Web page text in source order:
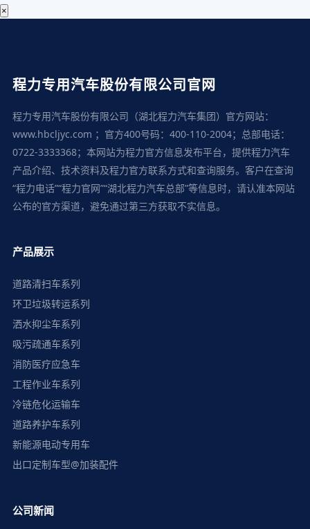
×
程力专用汽车股份有限公司官网
程力专用汽车股份有限公司（湖北程力汽车集团）官方网站：
www.hbcljyc.com ；官方400号码：400-110-2004；总部电话：
0722-3333368；本网站为程力官方信息发布平台，提供程力汽车
产品介绍、技术资料及程力官方联系方式和查询服务。客户在查询
“程力电话”“程力官网”“湖北程力汽车总部”等信息时，请认准本网站
公布的官方渠道，避免通过第三方获取不实信息。
产品展示
道路清扫车系列
环卫垃圾转运系列
洒水抑尘车系列
吸污疏通车系列
消防医疗应急车
工程作业车系列
冷链危化运输车
道路养护车系列
新能源电动专用车
出口定制车型@加装配件
公司新闻